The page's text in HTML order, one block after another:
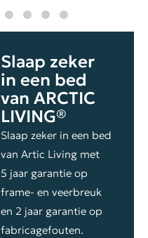
Slaap zeker
in een bed
van ARCTIC
LIVING®
Slaap zeker in een bed
van Artic Living met
5 jaar garantie op
frame- en veerbreuk
en 2 jaar garantie op
fabricagefouten.